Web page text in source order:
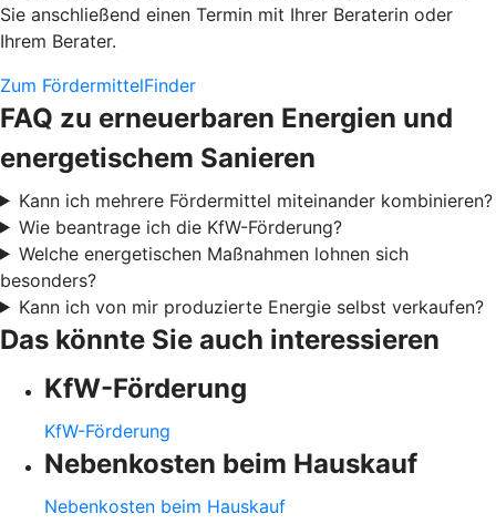
Sie anschließend einen Termin mit Ihrer Beraterin oder
Ihrem Berater.
Zum FördermittelFinder
FAQ zu erneuerbaren Energien und
energetischem Sanieren
Kann ich mehrere Fördermittel miteinander kombinieren?
Wie beantrage ich die KfW-Förderung?
Welche energetischen Maßnahmen lohnen sich
besonders?
Kann ich von mir produzierte Energie selbst verkaufen?
Das könnte Sie auch interessieren
KfW-Förderung
KfW-Förderung
Nebenkosten beim Hauskauf
Nebenkosten beim Hauskauf